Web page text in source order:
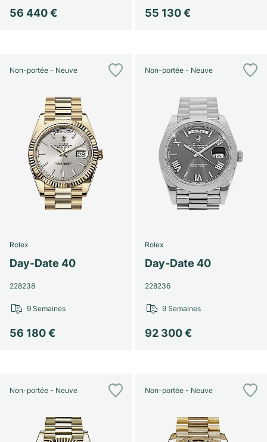
56 440 € 55 130 €
Non-portée - Neuve
Rolex
Day-Date 40
228238
56 180 €
9 Semaines
Non-portée - Neuve
Rolex
Day-Date 40
228236
92 300 €
9 Semaines
Non-portée - Neuve Non-portée - Neuve